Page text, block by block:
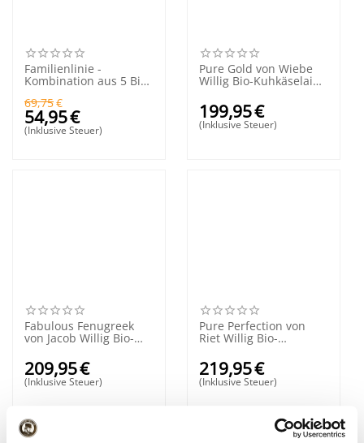
Familienlinie -
Kombination aus 5 Bio-
69,75€
54,95€
(Inklusive Steuer)
Pure Gold von Wiebe
Willig Bio-Kuhkäselaib
199,95€
(Inklusive Steuer)
Fabulous Fenugreek
von Jacob Willig Bio-
Kuhkäselaib 50+
209,95€
(Inklusive Steuer)
Pure Perfection von
Riet Willig Bio-
Kuhkäselaib 50+
219,95€
(Inklusive Steuer)